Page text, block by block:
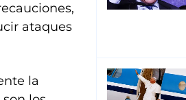
ataques
la